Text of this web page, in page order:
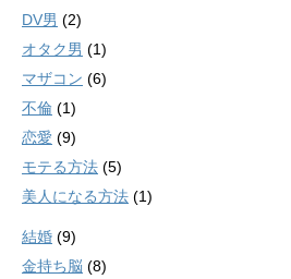
DV男 (2)
オタク男 (1)
マザコン (6)
不倫 (1)
恋愛 (9)
モテる方法 (5)
美人になる方法 (1)
結婚 (9)
金持ち脳 (8)